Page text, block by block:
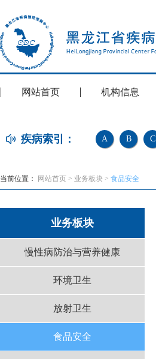
网站首页 机构信息
疾病索引： A B C
当前位置： 网站首页 > 业务板块 > 食品安全
业务板块
慢性病防治与营养健康
环境卫生
放射卫生
食品安全